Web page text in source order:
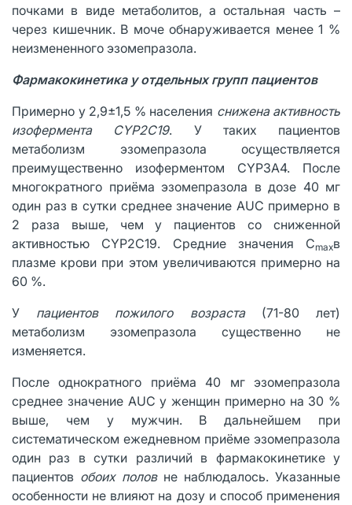
почками в виде метаболитов, а остальная часть –
через кишечник. В моче обнаруживается менее 1 %
неизмененного эзомепразола.
Фармакокинетика у отдельных групп пациентов
Примерно у 2,9±1,5 % населения снижена активность
изофермента CYP2C19. У таких пациентов
метаболизм эзомепразола осуществляется
преимущественно изоферментом CYP3A4. После
многократного приёма эзомепразола в дозе 40 мг
один раз в сутки среднее значение AUC примерно в
2 раза выше, чем у пациентов со сниженной
активностью CYP2C19. Средние значения Сmaxв
плазме крови при этом увеличиваются примерно на
60 %.
У пациентов пожилого возраста(71-80 лет)
метаболизм эзомепразола существенно не
изменяется.
После однократного приёма 40 мг эзомепразола
среднее значение AUC у женщин примерно на 30 %
выше, чем у мужчин. В дальнейшем при
систематическом ежедневном приёме эзомепразола
один раз в сутки различий в фармакокинетике у
пациентов обоих полов не наблюдалось. Указанные
особенности не влияют на дозу и способ применения